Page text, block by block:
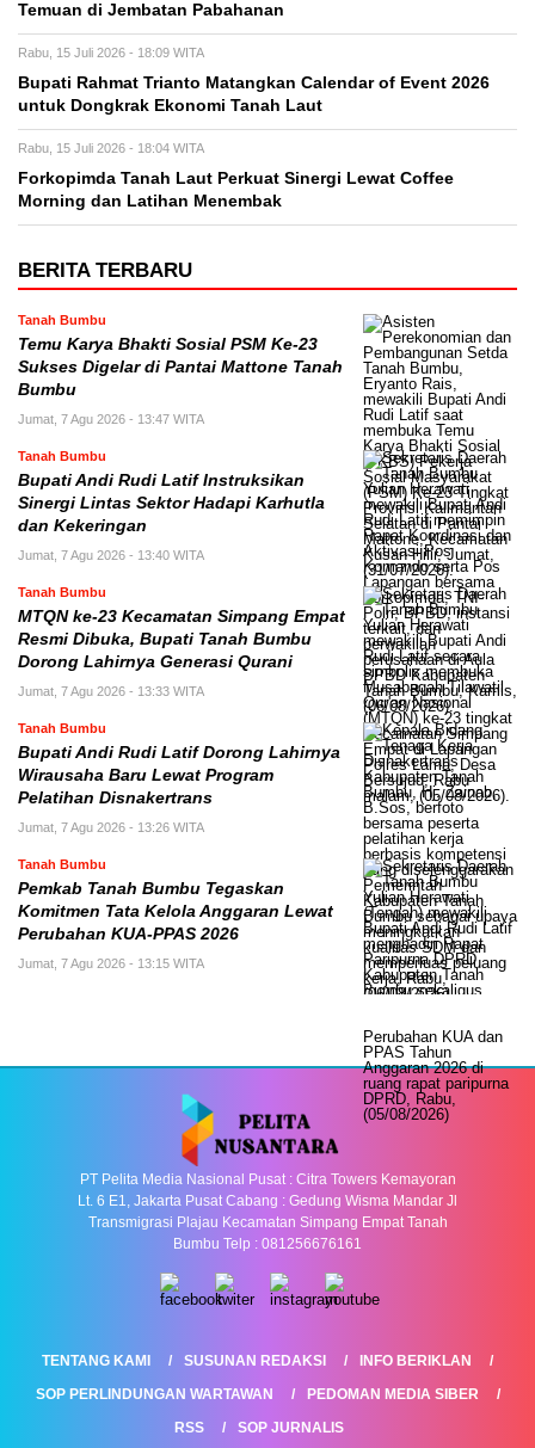
Temuan di Jembatan Pabahanan
Rabu, 15 Juli 2026 - 18:09 WITA
Bupati Rahmat Trianto Matangkan Calendar of Event 2026
untuk Dongkrak Ekonomi Tanah Laut
Rabu, 15 Juli 2026 - 18:04 WITA
Forkopimda Tanah Laut Perkuat Sinergi Lewat Coffee
Morning dan Latihan Menembak
BERITA TERBARU
Tanah Bumbu
Temu Karya Bhakti Sosial PSM Ke-23
Sukses Digelar di Pantai Mattone Tanah
Bumbu
Jumat, 7 Agu 2026 - 13:47 WITA
Tanah Bumbu
Bupati Andi Rudi Latif Instruksikan
Sinergi Lintas Sektor Hadapi Karhutla
dan Kekeringan
Jumat, 7 Agu 2026 - 13:40 WITA
Tanah Bumbu
MTQN ke-23 Kecamatan Simpang Empat
Resmi Dibuka, Bupati Tanah Bumbu
Dorong Lahirnya Generasi Qurani
Jumat, 7 Agu 2026 - 13:33 WITA
Tanah Bumbu
Bupati Andi Rudi Latif Dorong Lahirnya
Wirausaha Baru Lewat Program
Pelatihan Disnakertrans
Jumat, 7 Agu 2026 - 13:26 WITA
Tanah Bumbu
Pemkab Tanah Bumbu Tegaskan
Komitmen Tata Kelola Anggaran Lewat
Perubahan KUA-PPAS 2026
Jumat, 7 Agu 2026 - 13:15 WITA
PT Pelita Media Nasional Pusat : Citra Towers Kemayoran
Lt. 6 E1, Jakarta Pusat Cabang : Gedung Wisma Mandar Jl
Transmigrasi Plajau Kecamatan Simpang Empat Tanah
Bumbu Telp : 081256676161
TENTANG KAMI SUSUNAN REDAKSI
INFO BERIKLAN
SOP PERLINDUNGAN WARTAWAN
PEDOMAN MEDIA SIBER
RSS
SOP JURNALIS